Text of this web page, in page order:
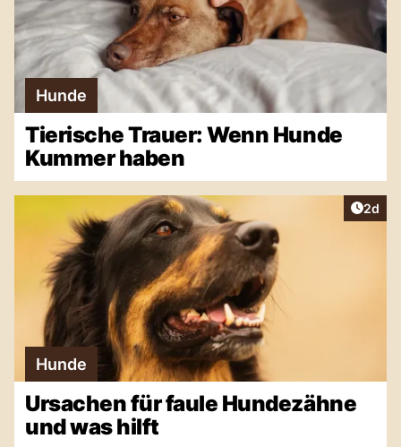
Hunde
Tierische Trauer: Wenn Hunde
Kummer haben
2d
Hunde
Ursachen für faule Hundezähne
und was hilft